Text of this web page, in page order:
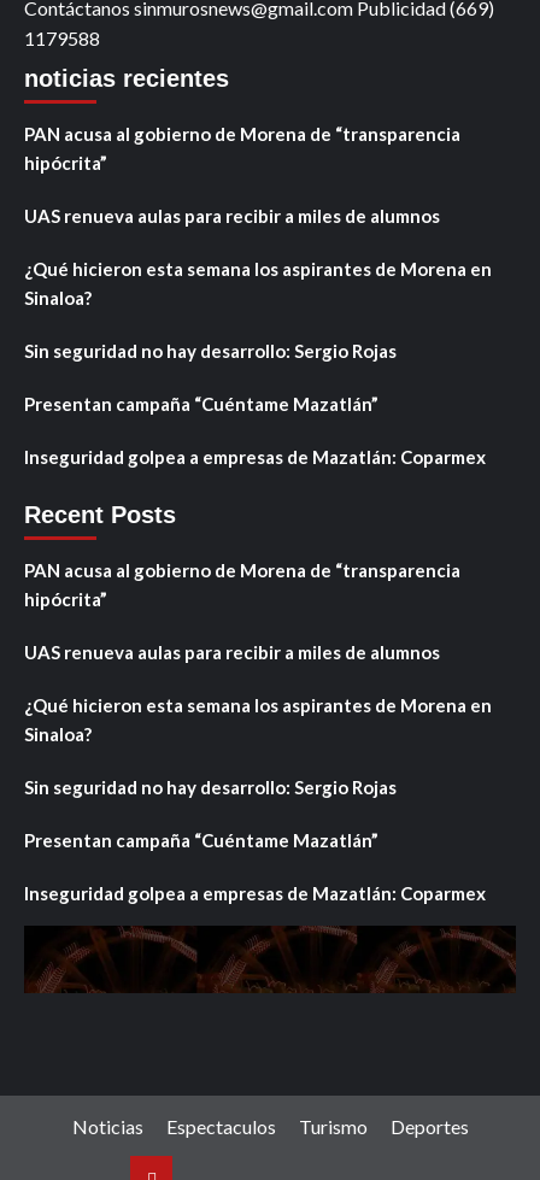
Contáctanos sinmurosnews@gmail.com Publicidad (669)
1179588
noticias recientes
PAN acusa al gobierno de Morena de “transparencia
hipócrita”
UAS renueva aulas para recibir a miles de alumnos
¿Qué hicieron esta semana los aspirantes de Morena en
Sinaloa?
Sin seguridad no hay desarrollo: Sergio Rojas
Presentan campaña “Cuéntame Mazatlán”
Inseguridad golpea a empresas de Mazatlán: Coparmex
Recent Posts
PAN acusa al gobierno de Morena de “transparencia
hipócrita”
UAS renueva aulas para recibir a miles de alumnos
¿Qué hicieron esta semana los aspirantes de Morena en
Sinaloa?
Sin seguridad no hay desarrollo: Sergio Rojas
Presentan campaña “Cuéntame Mazatlán”
Inseguridad golpea a empresas de Mazatlán: Coparmex
Noticias Espectaculos Turismo Deportes